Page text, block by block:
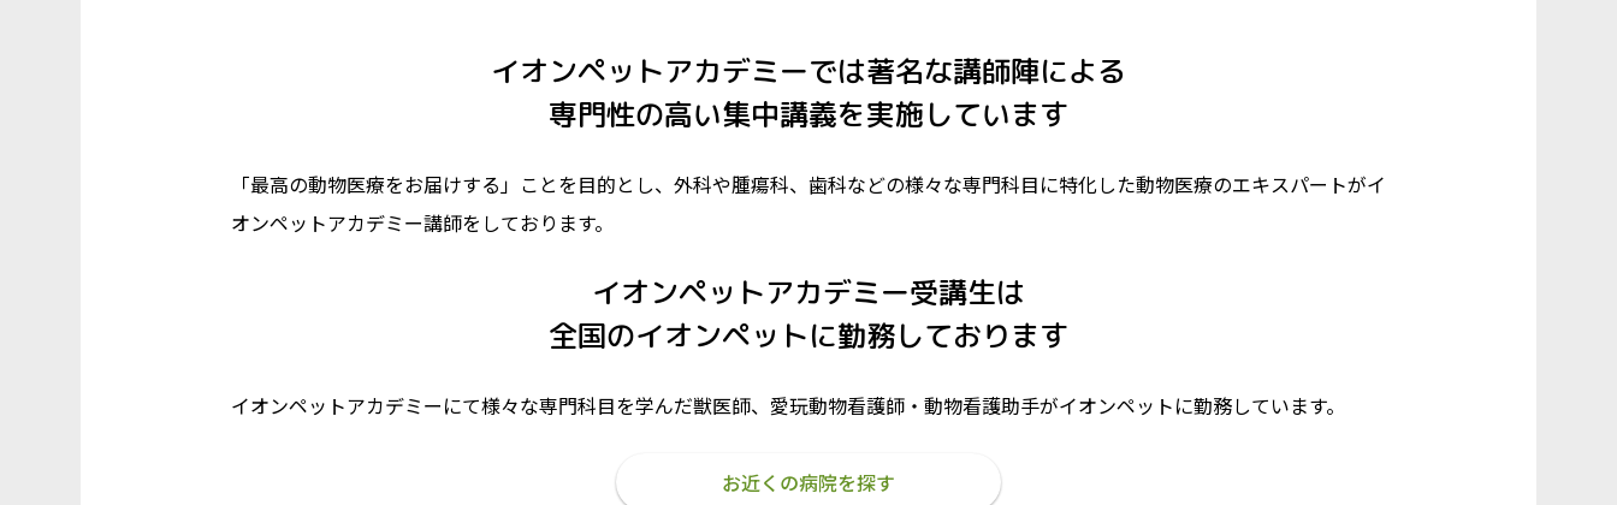
イオンペットアカデミーでは著名な講師陣による
専門性の高い集中講義を実施しています
「最高の動物医療をお届けする」ことを目的とし、外科や腫瘍科、歯科などの様々な専門科目に特化した動物医療のエキスパートがイ
オンペットアカデミー講師をしております。
イオンペットアカデミー受講生は
全国のイオンペットに勤務しております
イオンペットアカデミーにて様々な専門科目を学んだ獣医師、愛玩動物看護師・動物看護助手がイオンペットに勤務しています。
お近くの病院を探す